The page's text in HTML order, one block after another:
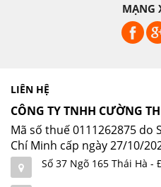
MẠNG
LIÊN HỆ
CÔNG TY TNHH CƯỜNG
Mã số thuế 0111262875 do
Chí Minh cấp ngày 27/10/
Số 37 Ngõ 165 Thái Hà -